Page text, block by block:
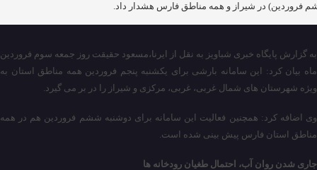
فروردین) در شیراز و همه مناطق فارس هشدار داد.
به گزارش پایگاه خبری شباویز به نقل از ایرنا،مسعود حقیقت روز جمعه سوم فروردین
ماه بیان کرد: این سامانه بارشی برای یکشنبه پنجم فروردین همه مناطق استان به
ویژه شهرستان های شمال غربی، غربی، مرکزی و شیراز را در بر می گیرد.
وی اضافه کرد: همچنین فعالیت این سامانه برای دوشنبه ششم فروردین هم در همه
مناطق استان فارس پیش بینی شده است.
جاری شدن روان آب، احتمال طغیان رودخانه‌ ها